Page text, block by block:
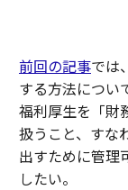
前回の記事では
する方法につい
福利厚生を「財
扱うこと、すな
出すために管理
したい。